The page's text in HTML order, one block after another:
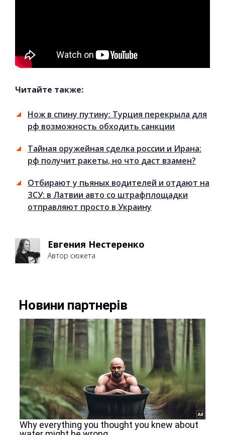
Читайте также:
Нож в спину путину: Турция перекрыла для
рф возможность обходить санкции
Тайная оружейная сделка россии и Ирана:
рф получит ракеты, но что даст взамен?
Отбирают у пьяных водителей и отдают на
ЗСУ: в Латвии авто со штрафплощадки
отправляют просто в Украину
Евгения Нестеренко
Автор сюжета